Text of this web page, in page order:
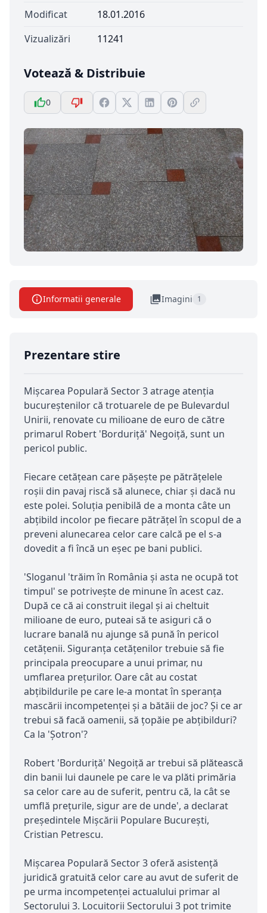
Modificat
18.01.2016
Vizualizări
11241
Votează & Distribuie
0
Informatii generale Imagini 1
Prezentare stire
Mișcarea Populară Sector 3 atrage atenția
bucureștenilor că trotuarele de pe Bulevardul
Unirii, renovate cu milioane de euro de către
primarul Robert 'Borduriță' Negoiță, sunt un
pericol public.
Fiecare cetățean care pășește pe pătrățelele
roșii din pavaj riscă să alunece, chiar și dacă nu
este polei. Soluția penibilă de a monta câte un
abțibild incolor pe fiecare pătrățel în scopul de a
preveni alunecarea celor care calcă pe el s-a
dovedit a fi încă un eșec pe bani publici.
'Sloganul 'trăim în România și asta ne ocupă tot
timpul' se potrivește de minune în acest caz.
După ce că ai construit ilegal și ai cheltuit
milioane de euro, puteai să te asiguri că o
lucrare banală nu ajunge să pună în pericol
cetățenii. Siguranța cetățenilor trebuie să fie
principala preocupare a unui primar, nu
umflarea prețurilor. Oare cât au costat
abțibildurile pe care le-a montat în speranța
mascării incompetenței și a bătăii de joc? Și ce ar
trebui să facă oamenii, să țopăie pe abțibilduri?
Ca la 'Șotron'?
Robert 'Borduriță' Negoiță ar trebui să plătească
din banii lui daunele pe care le va plăti primăria
sa celor care au de suferit, pentru că, la cât se
umflă prețurile, sigur are de unde', a declarat
președintele Mișcării Populare București,
Cristian Petrescu.
Mișcarea Populară Sector 3 oferă asistență
juridică gratuită celor care au avut de suferit de
pe urma incompetenței actualului primar al
Sectorului 3. Locuitorii Sectorului 3 pot trimite